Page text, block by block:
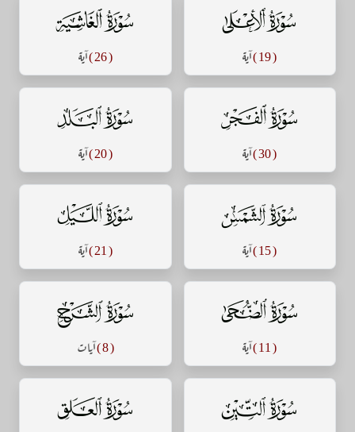
سورة الأعلى
( 19 ) آية
سورة الغاشية
( 26 ) آية
سورة الفجر
( 30 ) آية
سورة البلد
( 20 ) آية
سورة الشمس
( 15 ) آية
سورة الليل
( 21 ) آية
سورة الضحى
( 11 ) آية
سورة الشرح
( 8 ) آيات
سورة التين سورة العلق